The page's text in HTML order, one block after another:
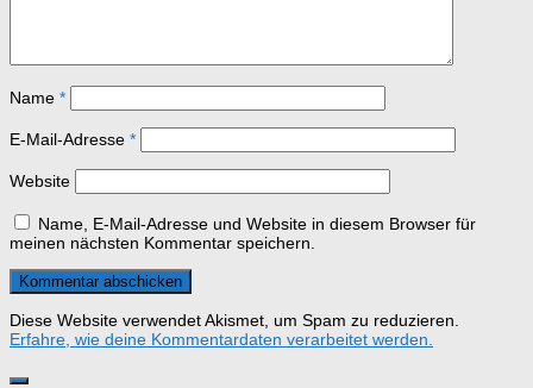
Name *
E-Mail-Adresse *
Website
Name, E-Mail-Adresse und Website in diesem Browser für
meinen nächsten Kommentar speichern.
Diese Website verwendet Akismet, um Spam zu reduzieren.
Erfahre, wie deine Kommentardaten verarbeitet werden.